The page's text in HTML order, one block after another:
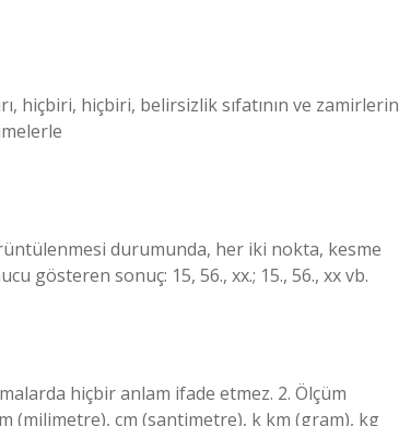
hiçbiri, hiçbiri, belirsizlik sıfatının ve zamirlerin
durumunda, her iki nokta, kesme
gösteren sonuç: 15, 56., xx.; 15., 56., xx vb.
hiçbir anlam ifade etmez. 2. Ölçüm
(milimetre), cm (santimetre), k km (gram), kg